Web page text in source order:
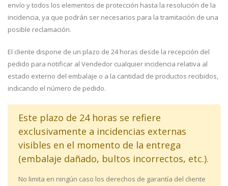
envío y todos los elementos de protección hasta la resolución de la
incidencia, ya que podrán ser necesarios para la tramitación de una
posible reclamación.
El cliente dispone de un plazo de 24 horas desde la recepción del
pedido para notificar al Vendedor cualquier incidencia relativa al
estado externo del embalaje o a la cantidad de productos recibidos,
indicando el número de pedido.
Este plazo de 24 horas se refiere
exclusivamente a incidencias externas
visibles en el momento de la entrega
(embalaje dañado, bultos incorrectos, etc.).
No limita en ningún caso los derechos de garantía del cliente